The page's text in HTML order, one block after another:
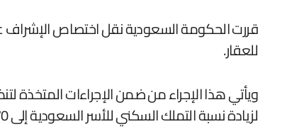
قررت الحكومة السعودية نقل اختصاص الإشراف
للعقار.
لزيادة نسبة التملك السكني للأسر السعودية إلى 70%.